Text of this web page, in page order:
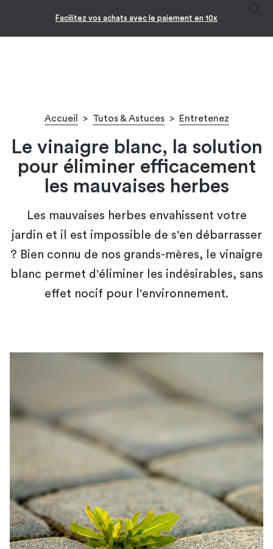
Facilitez vos achats avec le paiement en 10x
Accueil > Tutos & Astuces > Entretenez
Le vinaigre blanc, la solution
pour éliminer efficacement
les mauvaises herbes
Les mauvaises herbes envahissent votre
jardin et il est impossible de s'en débarrasser
? Bien connu de nos grands-mères, le vinaigre
blanc permet d'éliminer les indésirables, sans
effet nocif pour l'environnement.